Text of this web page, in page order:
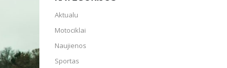
Aktualu
Motociklai
Naujienos
Sportas